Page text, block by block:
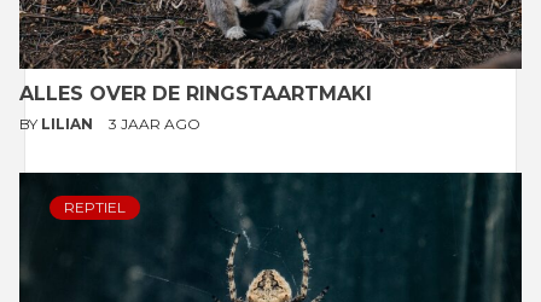
ALLES OVER DE RINGSTAARTMAKI
BY LILIAN 3 JAAR AGO
REPTIEL